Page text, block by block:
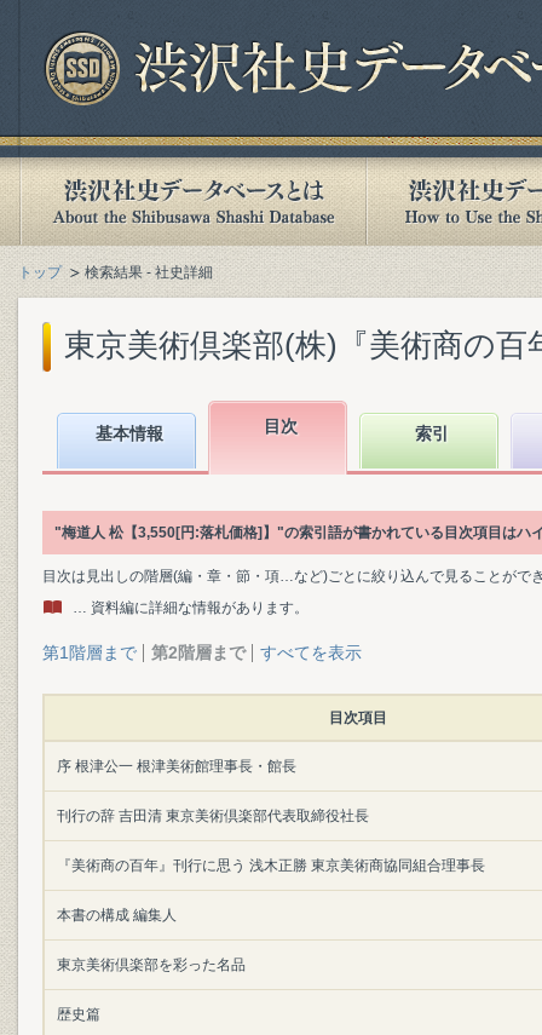
トップ 検索結果 - 社史詳細
東京美術倶楽部(株)『美術商の
基本情報 目次 索引
"梅道人 松【3,550[円:落札価格]】"の索引語が書かれている目次項目はハ
目次は見出しの階層(編・章・節・項…など)ごとに絞り込んで見ることがで
… 資料編に詳細な情報があります。
第1階層まで 第2階層まで すべてを表示
目次項目
序 根津公一 根津美術館理事長・館長
刊行の辞 吉田清 東京美術倶楽部代表取締役社長
『美術商の百年』刊行に思う 浅木正勝 東京美術商協同組合理事長
本書の構成 編集人
東京美術倶楽部を彩った名品
歴史篇